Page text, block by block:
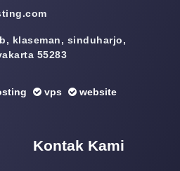
klaseman, sinduharjo,
55283
vps website
Kontak Kami